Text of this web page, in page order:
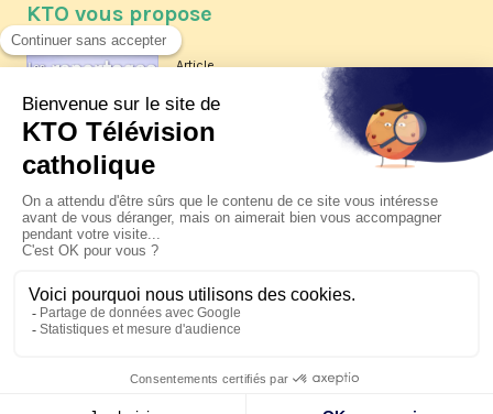
KTO vous propose
Article
Les reportages d'été 2026 de KTO
La visite pastorale du pape Léon
XIV à Assise à suivre sur KTO le
jeudi 6 août
Le pape en Uruguay, Argentine et
Pérou du 6 au 17 novembre 2026